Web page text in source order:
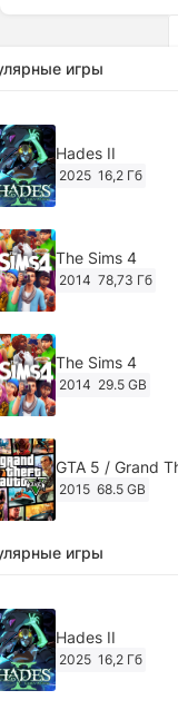
игры
Hades II
2025 16,2 Гб
The Sims 4
2014 78,73 Гб
The Sims 4
2014 29.5 GB
GTA 5 / Grand
2015 68.5 GB
Ghost of
игры
Hades II
2025 16,2 Гб